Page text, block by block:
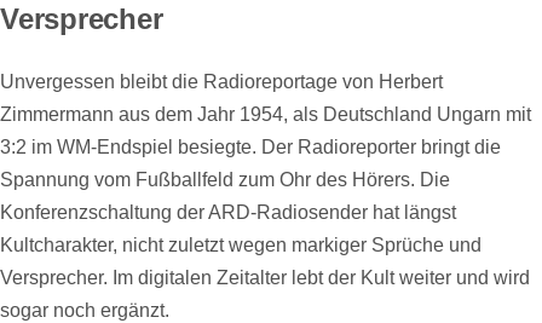
Versprecher
Unvergessen bleibt die Radioreportage von Herbert
Zimmermann aus dem Jahr 1954, als Deutschland Ungarn mit
3:2 im WM-Endspiel besiegte. Der Radioreporter bringt die
Spannung vom Fußballfeld zum Ohr des Hörers. Die
Konferenzschaltung der ARD-Radiosender hat längst
Kultcharakter, nicht zuletzt wegen markiger Sprüche und
Versprecher. Im digitalen Zeitalter lebt der Kult weiter und wird
sogar noch ergänzt.